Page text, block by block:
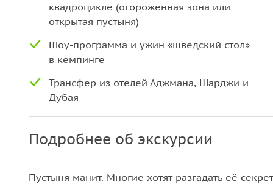
квадроцикле (огороженная зона или
открытая пустыня)
Шоу-программа и ужин «шведский стол»
в кемпинге
Трансфер из отелей Аджмана, Шарджи и
Дубая
Подробнее об экскурсии
Пустыня манит. Многие хотят разгадать её